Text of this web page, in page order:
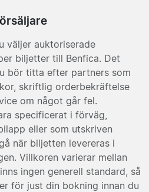
väljer auktoriserade
biljetter till Benfica. Det
bör titta efter partners som
skriftlig orderbekräftelse
om något går fel.
specificerat i förväg,
eller som utskriven
när biljetten levereras i
Villkoren varierar mellan
ingen generell standard, så
för just din bokning innan du